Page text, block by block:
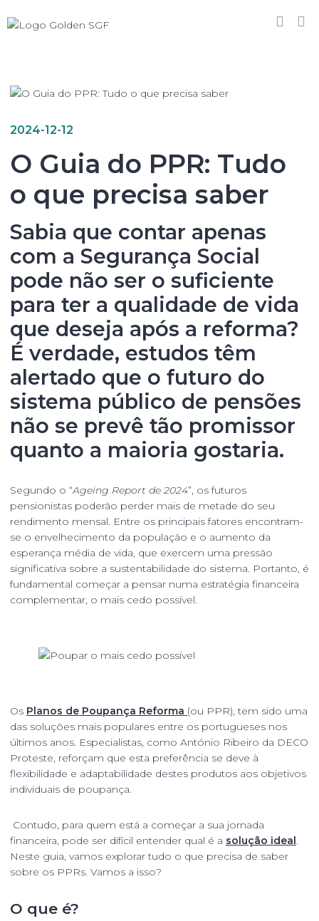
2024-12-12
O Guia do PPR: Tudo
o que precisa saber
Sabia que contar apenas
com a Segurança Social
pode não ser o suficiente
para ter a qualidade de vida
que deseja após a reforma?
É verdade, estudos têm
alertado que o futuro do
sistema público de pensões
não se prevê tão promissor
quanto a maioria gostaria.
Segundo o “Ageing Report de 2024”, os futuros
pensionistas poderão perder mais de metade do seu
rendimento mensal. Entre os principais fatores encontram-
se o envelhecimento da população e o aumento da
esperança média de vida, que exercem uma pressão
significativa sobre a sustentabilidade do sistema. Portanto, é
fundamental começar a pensar numa estratégia financeira
complementar, o mais cedo possível.
Os Planos de Poupança Reforma (ou PPR), tem sido uma
das soluções mais populares entre os portugueses nos
últimos anos. Especialistas, como António Ribeiro da DECO
Proteste, reforçam que esta preferência se deve à
flexibilidade e adaptabilidade destes produtos aos objetivos
individuais de poupança.
Contudo, para quem está a começar a sua jornada
financeira, pode ser difícil entender qual é a solução ideal.
Neste guia, vamos explorar tudo o que precisa de saber
sobre os PPRs. Vamos a isso?
O que é?